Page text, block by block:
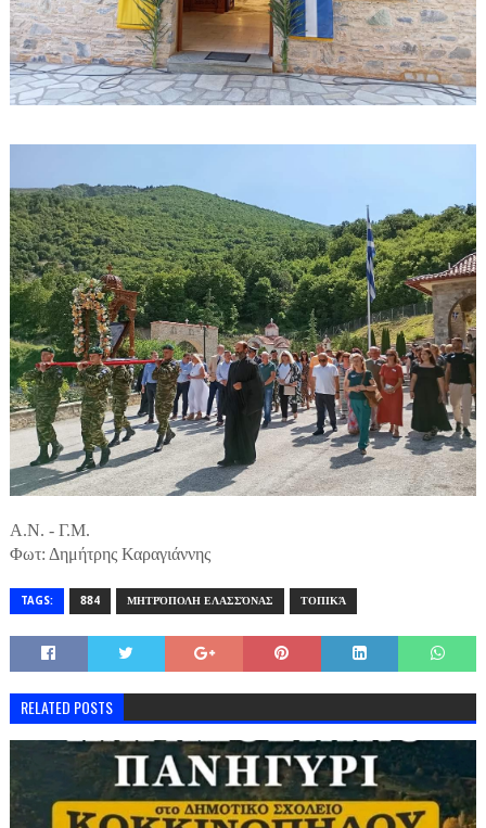
Α.Ν. - Γ.Μ.
Φωτ: Δημήτρης Καραγιάννης
TAGS: 884 ΜΗΤΡΌΠΟΛΗ ΕΛΑΣΣΌΝΑΣ ΤΟΠΙΚΆ
RELATED POSTS